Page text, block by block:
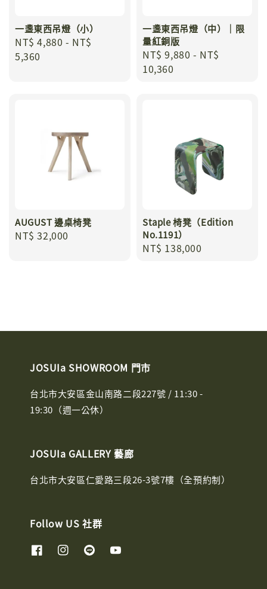
一盞東西吊燈（小）
Regular
price
NT$ 4,880 - NT$
5,360
一盞東西吊燈（中）｜限
量紅銅版
Regular
price
NT$ 9,880 - NT$
10,360
AUGUST 邊桌椅凳
Regular
NT$ 32,000
Staple 椅凳（Edition
No.1191）
Regular
NT$ 138,000
JOSUIa SHOWROOM 門市
台北市大安區金山南路二段227號 / 11:30 -
19:30（週一公休）
JOSUIa GALLERY 藝廊
台北市大安區仁愛路三段26-3號7樓（全預約制）
Follow US 社群